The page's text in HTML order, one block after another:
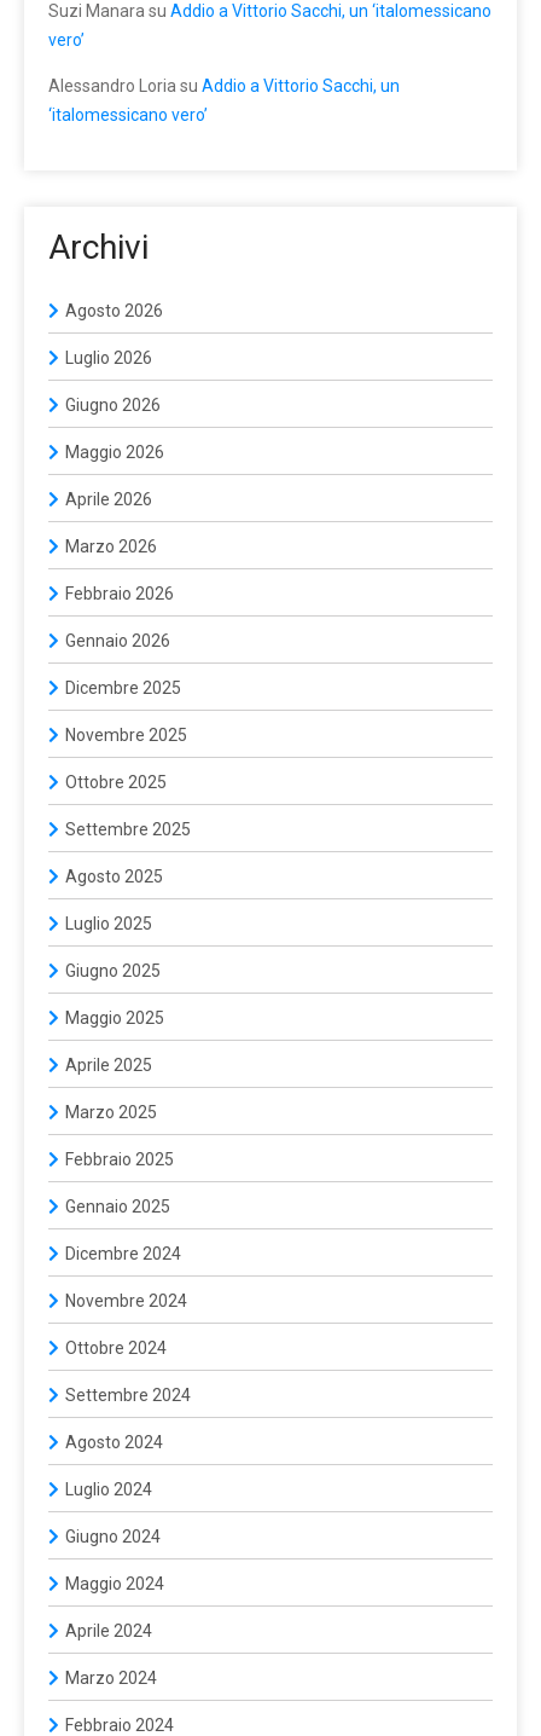
Suzi Manara su Addio a Vittorio Sacchi, un ‘italomessicano
vero’
Alessandro Loria su Addio a Vittorio Sacchi, un
‘italomessicano vero’
Archivi
Agosto 2026
Luglio 2026
Giugno 2026
Maggio 2026
Aprile 2026
Marzo 2026
Febbraio 2026
Gennaio 2026
Dicembre 2025
Novembre 2025
Ottobre 2025
Settembre 2025
Agosto 2025
Luglio 2025
Giugno 2025
Maggio 2025
Aprile 2025
Marzo 2025
Febbraio 2025
Gennaio 2025
Dicembre 2024
Novembre 2024
Ottobre 2024
Settembre 2024
Agosto 2024
Luglio 2024
Giugno 2024
Maggio 2024
Aprile 2024
Marzo 2024
Febbraio 2024